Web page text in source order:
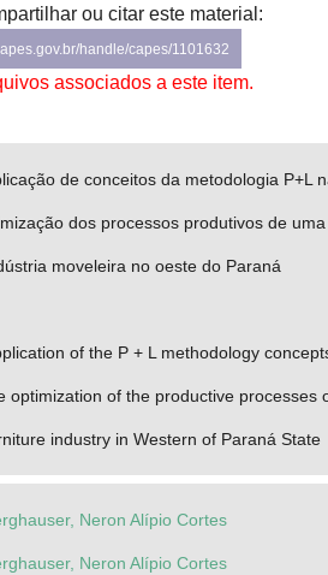
ou citar este material:
handle/capes/1101632
associados a este item.
de conceitos da metodologia P+L
dos processos produtivos de uma
moveleira no oeste do Paraná
of the P + L methodology
optimization of the productive processes
industry in Western of Paraná State
Neron Alípio Cortes
Neron Alípio Cortes